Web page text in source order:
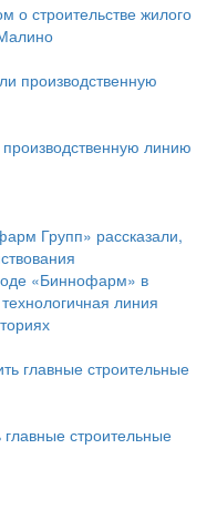
о строительстве жилого
линию
Групп» рассказали,
«Биннофарм» в
линия
главные строительные